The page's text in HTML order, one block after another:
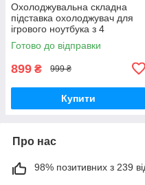
Охолоджувальна складна
підставка охолоджувач для
ігрового ноутбука з 4
вентиляторами
Готово до відправки
899 ₴ 999 ₴
Купити
Про нас
98% позитивних з 239